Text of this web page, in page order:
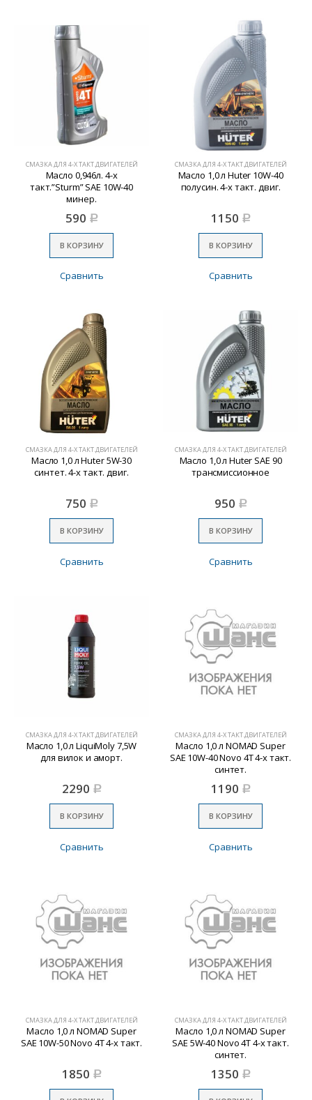
СМАЗКА ДЛЯ 4-Х ТАКТ.ДВИГАТЕЛЕЙ
Масло 0,946л. 4-х
такт.”Sturm” SAE 10W-40
минер.
590 Р
В КОРЗИНУ
Сравнить
СМАЗКА ДЛЯ 4-Х ТАКТ.ДВИГАТЕЛЕЙ
Масло 1,0 л Huter 10W-40
полусин. 4-х такт. двиг.
1150 Р
В КОРЗИНУ
Сравнить
СМАЗКА ДЛЯ 4-Х ТАКТ.ДВИГАТЕЛЕЙ
Масло 1,0 л Huter 5W-30
синтет. 4-х такт. двиг.
750 Р
В КОРЗИНУ
Сравнить
СМАЗКА ДЛЯ 4-Х ТАКТ.ДВИГАТЕЛЕЙ
Масло 1,0 л Huter SAE 90
трансмиссионное
950 Р
В КОРЗИНУ
Сравнить
СМАЗКА ДЛЯ 4-Х ТАКТ.ДВИГАТЕЛЕЙ
Масло 1,0 л LiquiMoly 7,5W
для вилок и аморт.
2290 Р
В КОРЗИНУ
Сравнить
СМАЗКА ДЛЯ 4-Х ТАКТ.ДВИГАТЕЛЕЙ
Масло 1,0 л NOMAD Super
SAE 10W-40 Novo 4Т 4-х такт.
синтет.
1190 Р
В КОРЗИНУ
Сравнить
СМАЗКА ДЛЯ 4-Х ТАКТ.ДВИГАТЕЛЕЙ
Масло 1,0 л NOMAD Super
SAE 10W-50 Novo 4Т 4-х такт.
1850 Р
СМАЗКА ДЛЯ 4-Х ТАКТ.ДВИГАТЕЛЕЙ
Масло 1,0 л NOMAD Super
SAE 5W-40 Novo 4Т 4-х такт.
синтет.
1350 Р